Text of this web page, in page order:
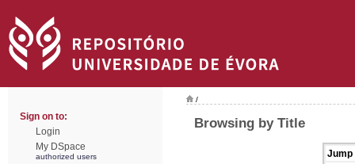
Sign on to:
Login
My DSpace
authorized users
/
Browsing by Title
Jump